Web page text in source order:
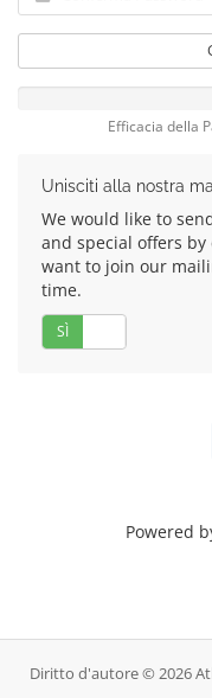
Efficacia della
Unisciti alla nostra
We would like to
and special offers
want to join our
time.
SÌ
Powered
Diritto d'autore © 2026